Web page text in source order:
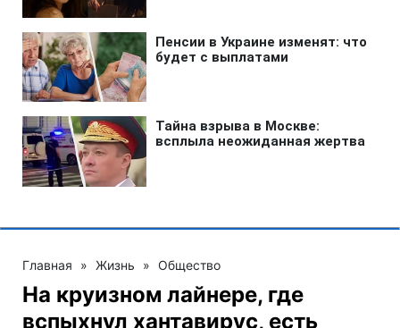
Главная » Жизнь » Общество
На круизном лайнере, где
вспыхнул хантавирус, есть